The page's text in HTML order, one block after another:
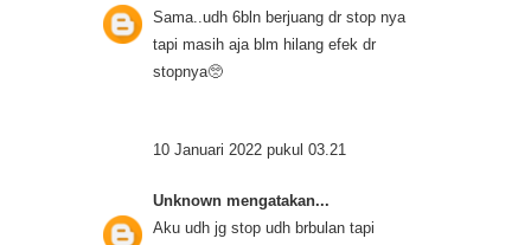
Sama..udh 6bln berjuang dr stop nya
tapi masih aja blm hilang efek dr
stopnya🥺
10 Januari 2022 pukul 03.21
Unknown mengatakan...
Aku udh jg stop udh brbulan tapi